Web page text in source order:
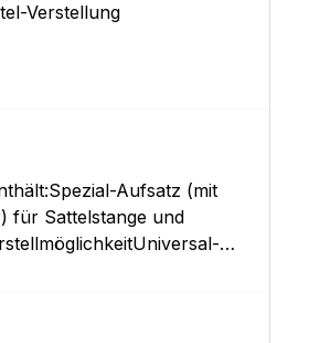
Verstellung
Aufsatz (mit
für Sattelstange und